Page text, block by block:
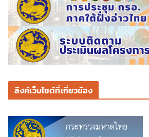
ลิงค์เว็บไซต์ที่เกี่ยวข้อง